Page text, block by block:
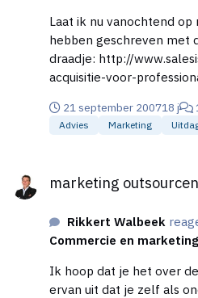
waardevolle contacten
vanzelf weer tot
Laat ik nu vanochtend
hebben geschreven met
draadje: http://
acquisitie-voor-professionals Betreft het
boek heeft als doelgroep
problemen hebben met acquisitie.
als een-pitter, is lastig te
dat is door een ander
21 september 200718 j
Advies Marketing
marketing
Rikkert Walbeek
Commercie en marketing
Ik hoop dat je het over
ervan uit dat je zelf als